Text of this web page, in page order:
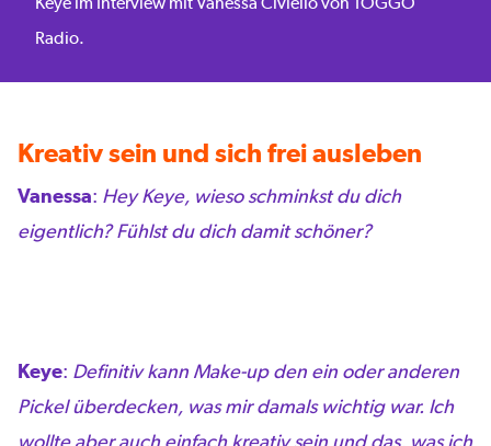
Radio.
Kreativ sein und sich frei ausleben
Vanessa: Hey Keye, wieso schminkst du dich
eigentlich? Fühlst du dich damit schöner?
Keye: Definitiv kann Make-up den ein oder anderen
Pickel überdecken, was mir damals wichtig war. Ich
wollte aber auch einfach kreativ sein und das, was ich